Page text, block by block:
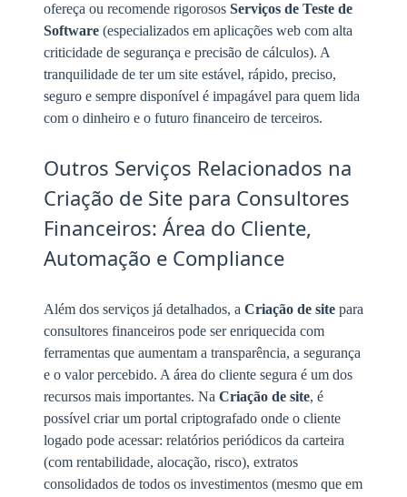
ofereça ou recomende rigorosos Serviços de Teste de
Software (especializados em aplicações web com alta
criticidade de segurança e precisão de cálculos). A
tranquilidade de ter um site estável, rápido, preciso,
seguro e sempre disponível é impagável para quem lida
com o dinheiro e o futuro financeiro de terceiros.
Outros Serviços Relacionados na
Criação de Site para Consultores
Financeiros: Área do Cliente,
Automação e Compliance
Além dos serviços já detalhados, a Criação de site para
consultores financeiros pode ser enriquecida com
ferramentas que aumentam a transparência, a segurança
e o valor percebido. A área do cliente segura é um dos
recursos mais importantes. Na Criação de site, é
possível criar um portal criptografado onde o cliente
logado pode acessar: relatórios periódicos da carteira
(com rentabilidade, alocação, risco), extratos
consolidados de todos os investimentos (mesmo que em